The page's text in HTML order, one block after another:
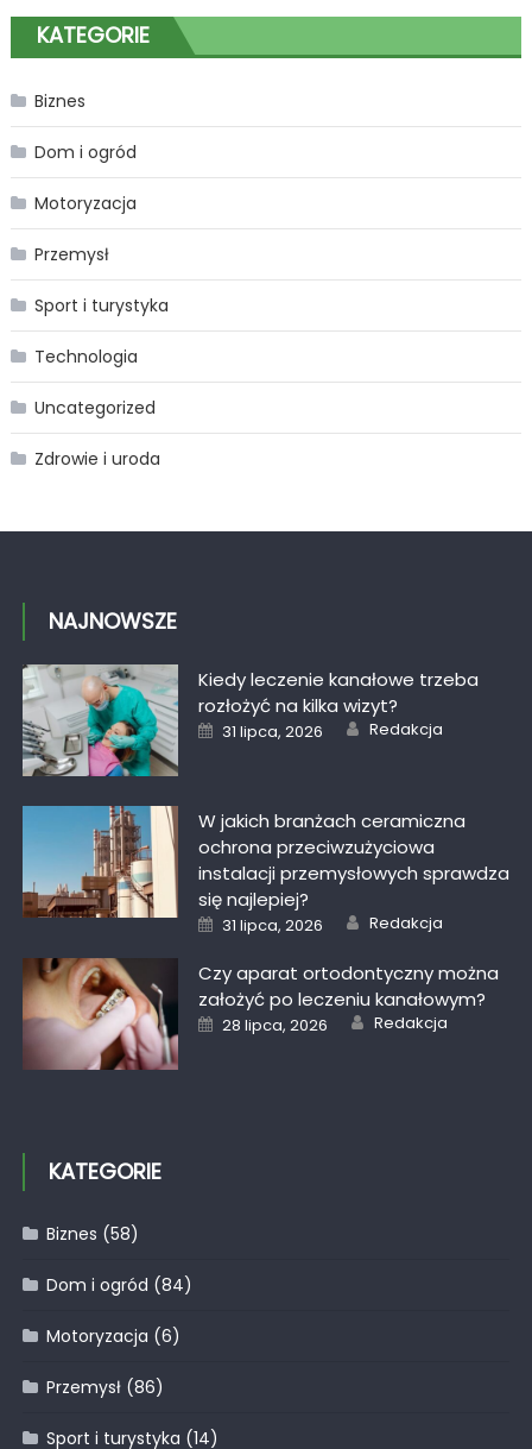
w
KATEGORIE
Biznes
Dom i ogród
Motoryzacja
Przemysł
Sport i turystyka
Technologia
Uncategorized
Zdrowie i uroda
NAJNOWSZE
Kiedy leczenie kanałowe trzeba
rozłożyć na kilka wizyt?
Posted
on
31 lipca, 2026 Author
Redakcja
W jakich branżach ceramiczna
ochrona przeciwzużyciowa
instalacji przemysłowych sprawdza
się najlepiej?
Posted
on
31 lipca, 2026 Author
Redakcja
Czy aparat ortodontyczny można
założyć po leczeniu kanałowym?
Posted
on
28 lipca, 2026 Author
Redakcja
KATEGORIE
Biznes (58)
Dom i ogród (84)
Motoryzacja (6)
Przemysł(86)
Sport i turystyka (14)